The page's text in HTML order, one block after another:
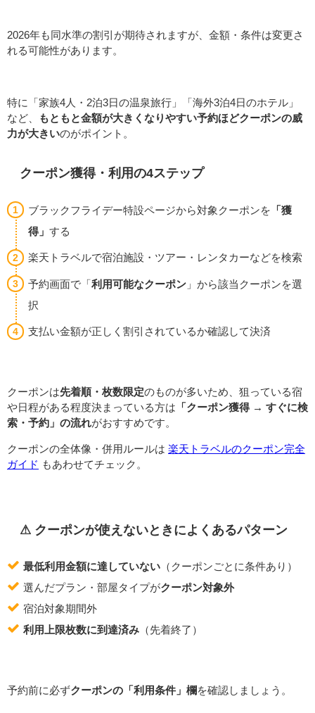
2026年も同水準の割引が期待されますが、金額・条件は変更さ
れる可能性があります。
特に「家族4人・2泊3日の温泉旅行」「海外3泊4日のホテル」
など、
もともと金額が大きくなりやすい予約ほどクーポンの威
力が大きいのがポイント。
クーポン獲得・利用の4ステップ
ブラックフライデー特設ページから対象クーポンを 「獲
得」 する
楽天トラベルで宿泊施設・ツアー・レンタカーなどを検索
予約画面で「利用可能なクーポン 」から該当クーポンを選
択
支払い金額が正しく割引されているか確認して決済
クーポンは先着順・枚数限定のものが多いため、狙っている宿
や日程がある程度決まっている方は 「クーポン獲得 → すぐに検
索・予約」の流れがおすすめです。
クーポンの全体像・併用ルールは 楽天トラベルのクーポン完全
ガイド もあわせてチェック。
⚠ クーポンが使えないときによくあるパターン
最低利用金額に達していない（クーポンごとに条件あり）
選んだプラン・部屋タイプがクーポン対象外
宿泊対象期間外
利用上限枚数に到達済み（先着終了）
予約前に必ずクーポンの「利用条件」欄 を確認しましょう。